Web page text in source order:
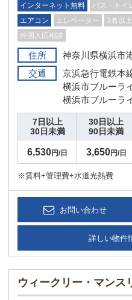
インターネット無料 バス・トイ
エアコン
エレベーター 3名以
外国人応相談
住所
神奈川県横浜市
交通
京浜急行電鉄
横浜市ブルー
横浜市ブルー
7日以上
30日未満
30日以上
90日未満
6,530円/日 3,650円/日
※賃料+管理費+水道光熱費
お問い合わせ
詳しい物件
ウィークリー・マンス